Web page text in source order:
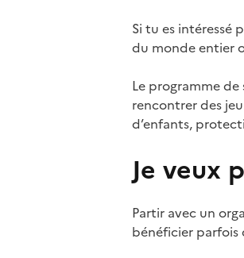
Si tu es intéressé
du monde entier
Le programme
rencontrer des
d’enfants,
Je veux
Partir avec un
bénéficier parfois